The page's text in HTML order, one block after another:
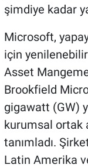
şimdiye kadar
Microsoft,
için
Asset
Brookfield
gigawatt (GW)
kurumsal ortak
tanımladı.
Latin Amerika